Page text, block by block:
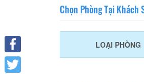
Chọn Phòng Tại Khách
LOẠI PHÒNG
Facebook